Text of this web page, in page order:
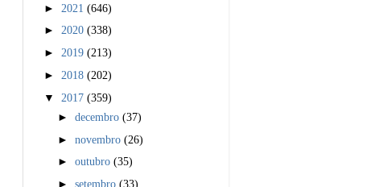
► 2021 (646)
► 2020 (338)
► 2019 (213)
► 2018 (202)
▼ 2017 (359)
►decembro(37)
►novembro(26)
►outubro(35)
►setembro(33)